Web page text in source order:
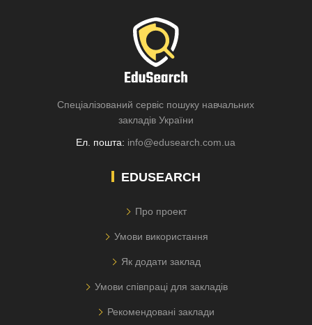
Спеціалізований сервіс пошуку навчальних
закладів України
Ел. пошта: info@edusearch.com.ua
EDUSEARCH
Про проект
Умови використання
Як додати заклад
Умови співпраці для закладів
Рекомендовані заклади